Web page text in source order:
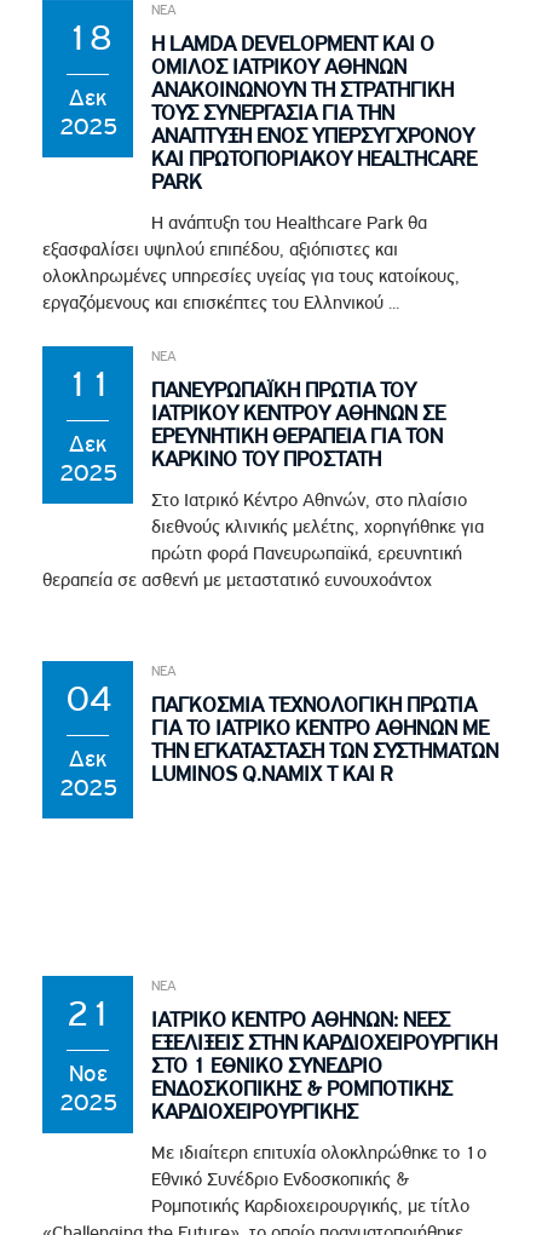
18
Δεκ
2025
ΝΕΑ
Η LAMDA DEVELOPMENT ΚΑΙ Ο
ΟΜΙΛΟΣ ΙΑΤΡΙΚΟΥ ΑΘΗΝΩΝ
ΑΝΑΚΟΙΝΩΝΟΥΝ ΤΗ ΣΤΡΑΤΗΓΙΚΗ
ΤΟΥΣ ΣΥΝΕΡΓΑΣΙΑ ΓΙΑ ΤΗΝ
ΑΝΑΠΤΥΞΗ ΕΝΟΣ ΥΠΕΡΣΥΓΧΡΟΝΟΥ
ΚΑΙ ΠΡΩΤΟΠΟΡΙΑΚΟΥ HEALTHCARE
PARK
Η ανάπτυξη του Healthcare Park θα
εξασφαλίσει υψηλού επιπέδου, αξιόπιστες και
ολοκληρωμένες υπηρεσίες υγείας για τους κατοίκους,
εργαζόμενους και επισκέπτες του Ελληνικού ...
11
Δεκ
2025
ΝΕΑ
ΠΑΝΕΥΡΩΠΑΪΚΗ ΠΡΩΤΙΑ ΤΟΥ
ΙΑΤΡΙΚΟΥ ΚΕΝΤΡΟΥ ΑΘΗΝΩΝ ΣΕ
ΕΡΕΥΝΗΤΙΚΗ ΘΕΡΑΠΕΙΑ ΓΙΑ ΤΟΝ
ΚΑΡΚΙΝΟ ΤΟΥ ΠΡΟΣΤΑΤΗ
Στο Ιατρικό Κέντρο Αθηνών, στο πλαίσιο
διεθνούς κλινικής μελέτης, χορηγήθηκε για
πρώτη φορά Πανευρωπαϊκά, ερευνητική
θεραπεία σε ασθενή με μεταστατικό ευνουχοάντοχ
04
Δεκ
2025
ΝΕΑ
ΠΑΓΚΟΣΜΙΑ ΤΕΧΝΟΛΟΓΙΚΗ ΠΡΩΤΙΑ
ΓΙΑ ΤΟ ΙΑΤΡΙΚΟ ΚΕΝΤΡΟ ΑΘΗΝΩΝ ΜΕ
ΤΗΝ ΕΓΚΑΤΑΣΤΑΣΗ ΤΩΝ ΣΥΣΤΗΜΑΤΩΝ
LUMINOS Q.NAMIX T ΚΑΙ R
21
Νοε
2025
ΝΕΑ
ΙΑΤΡΙΚΟ ΚΕΝΤΡΟ ΑΘΗΝΩΝ: ΝΕΕΣ
ΕΞΕΛΙΞΕΙΣ ΣΤΗΝ ΚΑΡΔΙΟΧΕΙΡΟΥΡΓΙΚΗ
ΣΤΟ 1 ΕΘΝΙΚΟ ΣΥΝΕΔΡΙΟ
ΕΝΔΟΣΚΟΠΙΚΗΣ & ΡΟΜΠΟΤΙΚΗΣ
ΚΑΡΔΙΟΧΕΙΡΟΥΡΓΙΚΗΣ
Με ιδιαίτερη επιτυχία ολοκληρώθηκε το 1ο
Εθνικό Συνέδριο Ενδοσκοπικής &
Ρομποτικής Καρδιοχειρουργικής, με τίτλο